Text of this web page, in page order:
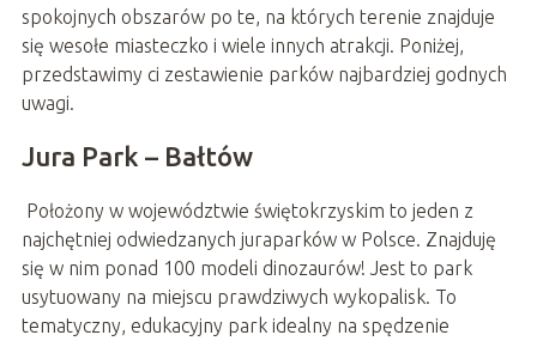
spokojnych obszarów po te, na których terenie znajduje
się wesołe miasteczko i wiele innych atrakcji. Poniżej,
przedstawimy ci zestawienie parków najbardziej godnych
uwagi.
Jura Park – Bałtów
Położony w województwie świętokrzyskim to jeden z
najchętniej odwiedzanych juraparków w Polsce. Znajduję
się w nim ponad 100 modeli dinozaurów! Jest to park
usytuowany na miejscu prawdziwych wykopalisk. To
tematyczny, edukacyjny park idealny na spędzenie